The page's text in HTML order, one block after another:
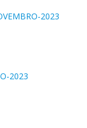
2023
2023